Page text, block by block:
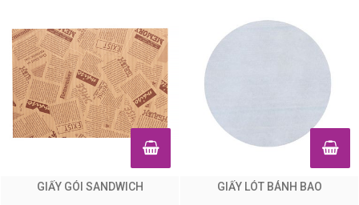
GIẤY GÓI SANDWICH GIẤY LÓT BÁNH BAO